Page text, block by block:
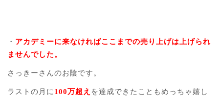
・ アカデミーに来なければここまでの売り上げは上げられ
ませんでした。
さっきーさんのお陰です。
ラストの月に 100万超え を達成できたこともめっちゃ嬉し